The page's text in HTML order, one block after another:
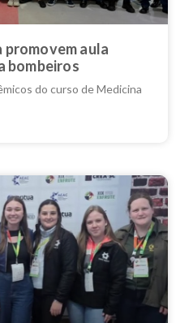
aula
bombeiros
do curso de Medicina